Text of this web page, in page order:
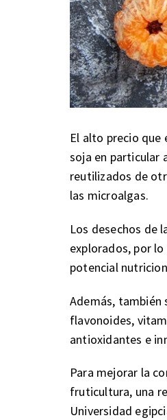
El alto precio que
soja en particular
reutilizados de
las microalgas.
Los desechos de
explorados, por
potencial
Además,
flavonoides,
antioxidantes e
Para mejorar la
fruticultura, una
Universidad